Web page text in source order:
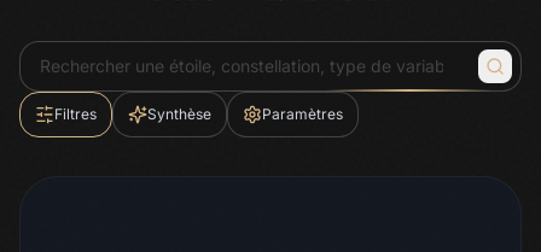
Filtres Synthèse Paramètres